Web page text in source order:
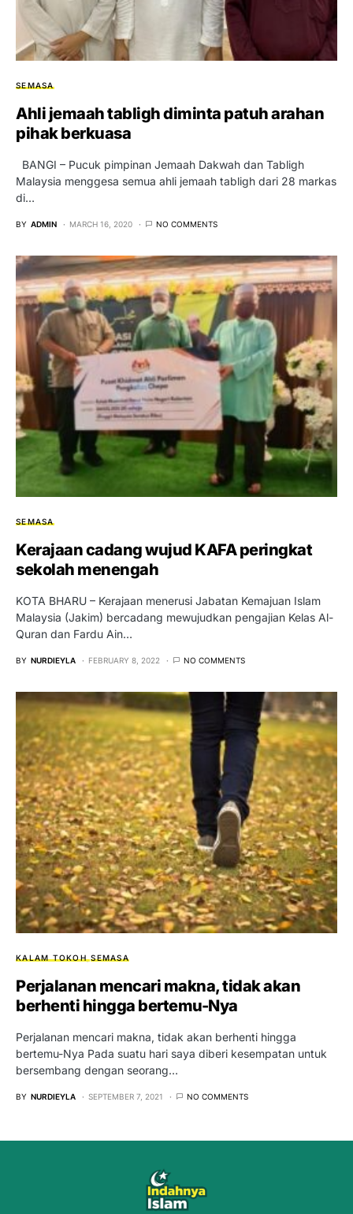
SEMASA
Ahli jemaah tabligh diminta patuh arahan
pihak berkuasa
BANGI – Pucuk pimpinan Jemaah Dakwah dan Tabligh
Malaysia menggesa semua ahli jemaah tabligh dari 28 markas
di…
BY ADMIN MARCH 16, 2020 NO COMMENTS
SEMASA
Kerajaan cadang wujud KAFA peringkat
sekolah menengah
KOTA BHARU – Kerajaan menerusi Jabatan Kemajuan Islam
Malaysia (Jakim) bercadang mewujudkan pengajian Kelas Al-
Quran dan Fardu Ain…
BY NURDIEYLA FEBRUARY 8, 2022 NO COMMENTS
KALAM TOKOH SEMASA
Perjalanan mencari makna, tidak akan
berhenti hingga bertemu-Nya
Perjalanan mencari makna, tidak akan berhenti hingga
bertemu-Nya Pada suatu hari saya diberi kesempatan untuk
bersembang dengan seorang…
BY NURDIEYLA SEPTEMBER 7, 2021 NO COMMENTS